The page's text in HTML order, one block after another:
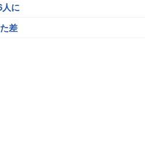
人に
差